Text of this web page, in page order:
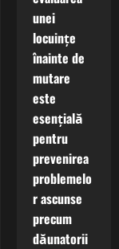
unei
locuințe
înainte de
mutare
este
esențială
pentru
prevenirea
problemelo
r ascunse
precum
dăunatorii